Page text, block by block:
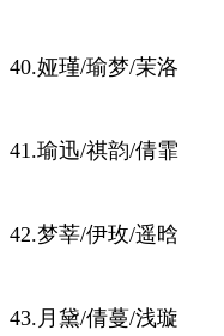
40.娅瑾/瑜梦/茉洛
41.瑜迅/祺韵/倩霏
42.梦莘/伊玫/遥晗
43.月黛/倩蔓/浅璇